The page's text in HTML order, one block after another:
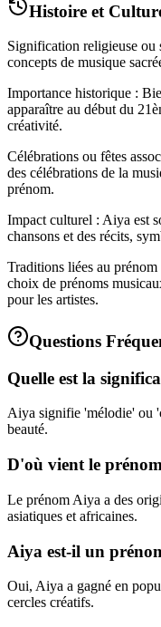
Histoire et
Signification religieuse ou
concepts de musique
Importance historique :
apparaître au début du
créativité.
Célébrations ou fêtes
des célébrations de la
prénom.
Impact culturel : Aiya est
chansons et des récits,
Traditions liées au
choix de prénoms
pour les artistes.
Questions
Quelle est la
Aiya signifie 'mélodie' ou
beauté.
D'où vient le
Le prénom Aiya a des
asiatiques et africaines.
Aiya est-il un
Oui, Aiya a gagné en
cercles créatifs.